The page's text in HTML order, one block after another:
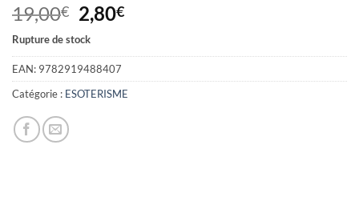
19,00€ Le
prix
initial
était :
19,00€.
2,80€Le
actuel
2,80€.
Rupture de stock
EAN: 9782919488407
Catégorie : ESOTERISME